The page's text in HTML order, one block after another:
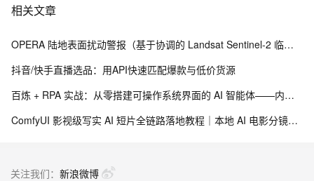
相关文章
OPERA 陆地表面扰动警报（基于协调的 Landsat Sentinel-2 临时产品，版本 0）
抖音/快手直播选品：用API快速匹配爆款与低价货源
百炼 + RPA 实战：从零搭建可操作系统界面的 AI 智能体——内网离线部署与 EXE 打包分发完整方案
ComfyUI 影视级写实 AI 短片全链路落地教程｜本地 AI 电影分镜渲染、时序稳定与人像一致性解决方案
关注我们： 新浪微博